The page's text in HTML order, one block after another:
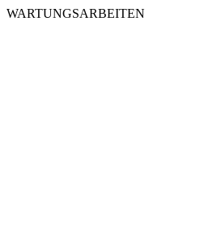
WARTUNGSARBEITEN